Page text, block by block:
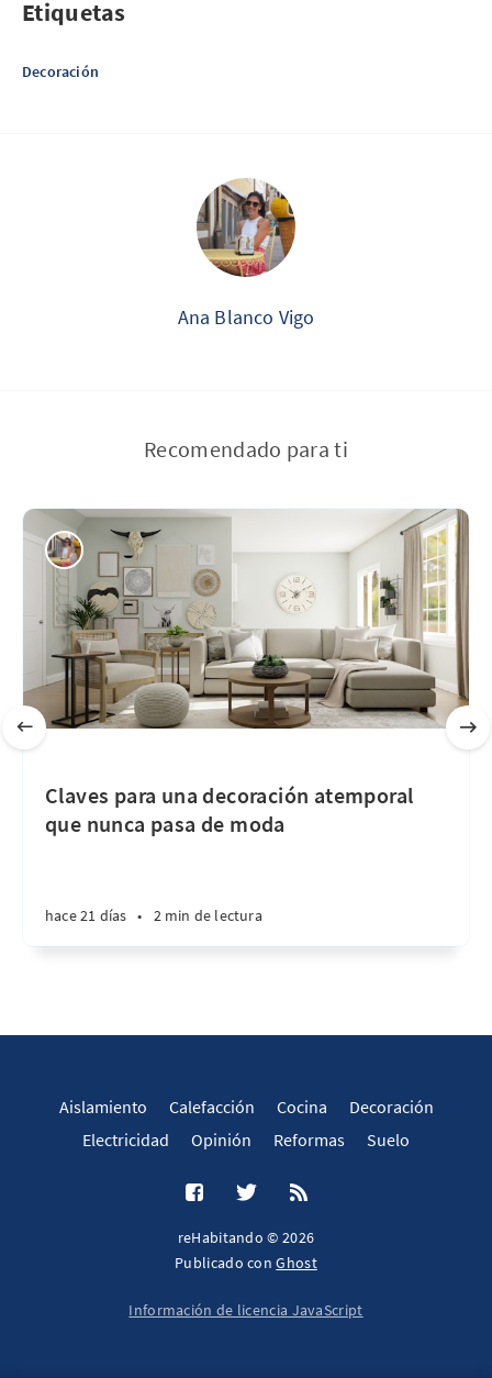
Etiquetas
Decoración
Ana Blanco Vigo
Recomendado para ti
Claves para una decoración atemporal
que nunca pasa de moda
hace 21 días • 2 min de lectura
Aislamiento Calefacción Cocina
Decoración
Electricidad
Opinión Reformas Suelo
reHabitando © 2026
Publicado conGhost
Información de licencia JavaScript